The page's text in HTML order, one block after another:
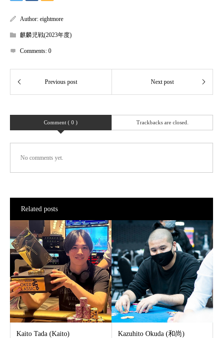
Author: eightmore
麒麟児戦(2023年度)
Comments: 0
Comment ( 0 ) Trackbacks are closed.
No comments yet.
Related posts
Kaito Tada (Kaito) Kazuhito Okuda (和尚)